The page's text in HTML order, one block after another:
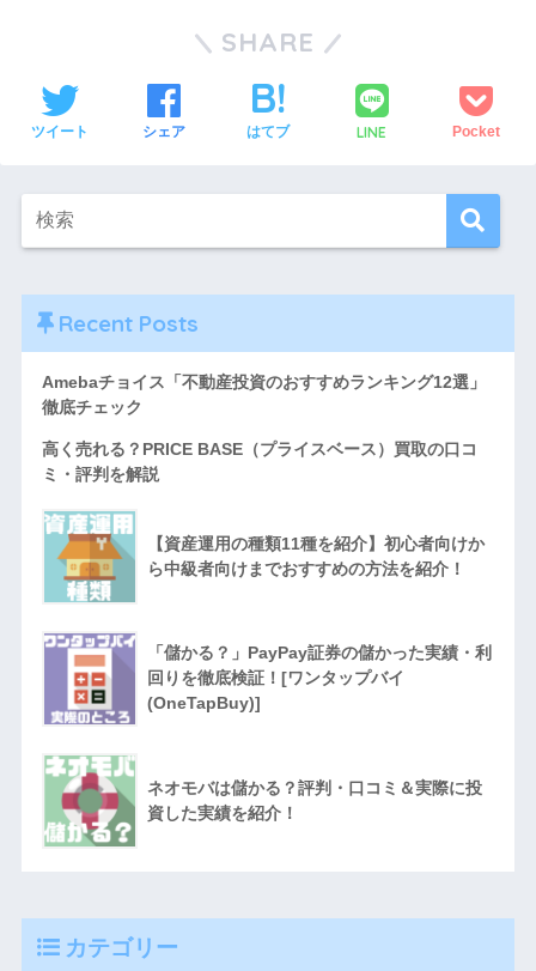
SHARE
ツイート シェア はてブ LINE Pocket
Recent Posts
Amebaチョイス「不動産投資のおすすめランキング12選」
徹底チェック
高く売れる？PRICE BASE（プライスベース）買取の口コ
ミ・評判を解説
【資産運用の種類11種を紹介】初心者向けか
ら中級者向けまでおすすめの方法を紹介！
「儲かる？」PayPay証券の儲かった実績・利
回りを徹底検証！[ワンタップバイ
(OneTapBuy)]
ネオモバは儲かる？評判・口コミ＆実際に投
資した実績を紹介！
カテゴリー